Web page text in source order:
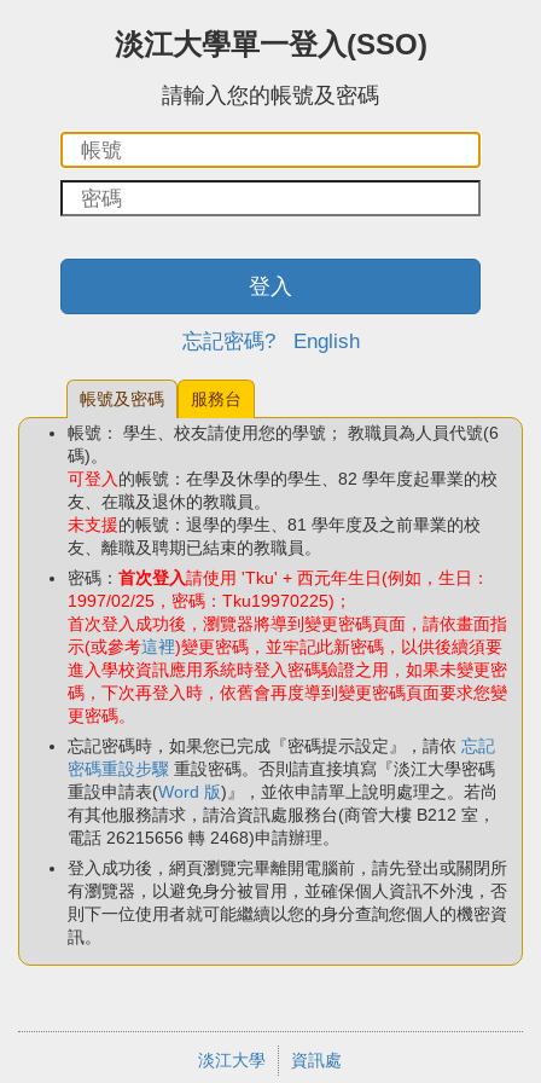
淡江大學單一登入(SSO)
請輸入您的帳號及密碼
碼：
登入
忘記密碼? English
帳號及密碼
服務台
帳號： 學生、校友請使用您的學號； 教職員為人員代號(6
碼)。
可登入 的帳號：在學及休學的學生、82 學年度起畢業的校
友、在職及退休的教職員。
未支援的帳號：退學的學生、81 學年度及之前畢業的校
友、離職及聘期已結束的教職員。
密碼： 首次登入請使用 'Tku' + 西元年生日(例如，生日：
1997/02/25，密碼：Tku19970225)；
首次登入成功後，瀏覽器將導到變更密碼頁面，請依畫面指
示(或參考這裡)變更密碼，並牢記此新密碼，以供後續須要
進入學校資訊應用系統時登入密碼驗證之用，如果未變更密
碼，下次再登入時，依舊會再度導到變更密碼頁面要求您變
更密碼。
忘記密碼時，如果您已完成『密碼提示設定』，請依 忘記
密碼重設步驟 重設密碼。否則請直接填寫『淡江大學密碼
重設申請表(Word 版)』，並依申請單上說明處理之。若尚
有其他服務請求，請洽資訊處服務台(商管大樓 B212 室，
電話 26215656 轉 2468)申請辦理。
登入成功後，網頁瀏覽完畢離開電腦前，請先登出或關閉所
有瀏覽器，以避免身分被冒用，並確保個人資訊不外洩，否
則下一位使用者就可能繼續以您的身分查詢您個人的機密資
訊。
淡江大學 資訊處